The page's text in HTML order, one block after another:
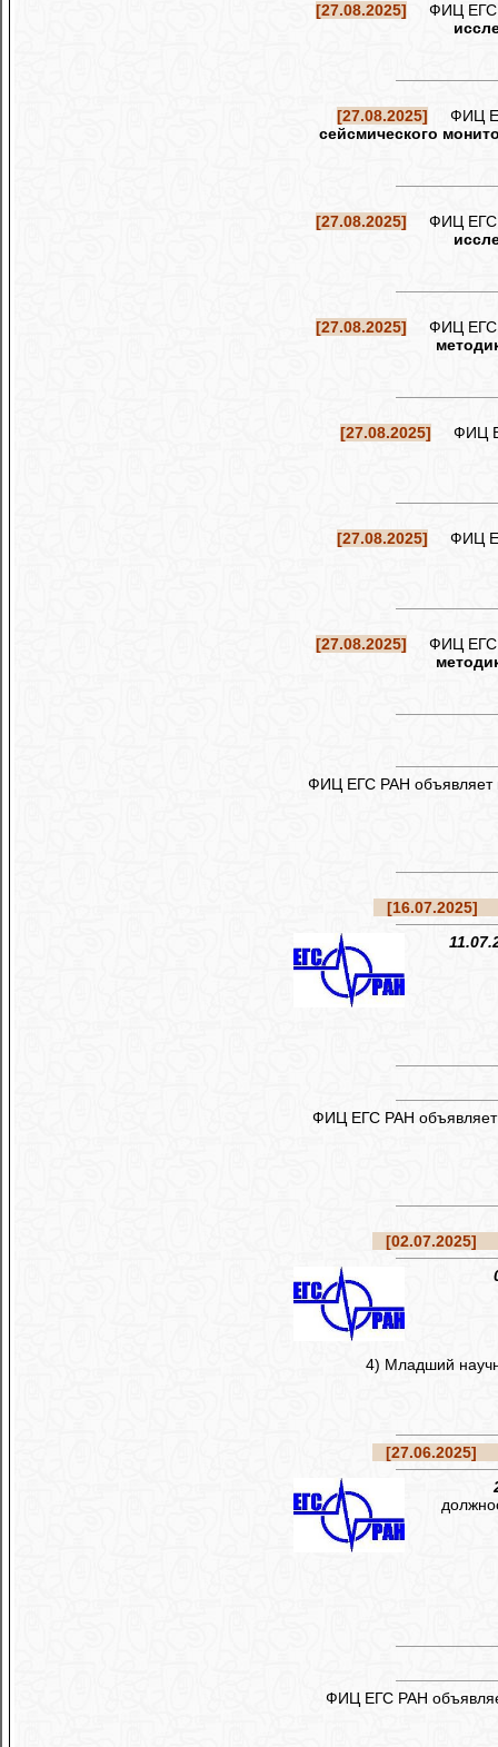
[27.08.2025] ФИЦ ЕГС
[27.08.2025] ФИЦ
сейсмического
[27.08.2025] ФИЦ ЕГС
[27.08.2025] ФИЦ ЕГС
[27.08.2025] ФИЦ
[27.08.2025] ФИЦ
[27.08.2025] ФИЦ ЕГС
ФИЦ ЕГС РАН объявляет
[16.07.2025]
ФИЦ ЕГС РАН объявляет
[02.07.2025]
4) Младший
[27.06.2025]
ФИЦ ЕГС РАН